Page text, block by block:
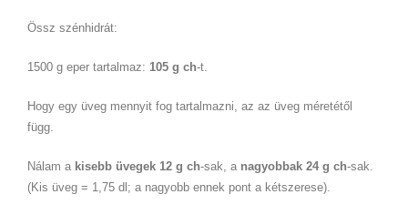
Össz szénhidrát:
1500 g eper tartalmaz: 105 g ch-t.
Hogy egy üveg mennyit fog tartalmazni, az az üveg méretétől
függ.
Nálam a kisebb üvegek 12 g ch-sak, a nagyobbak 24 g ch-sak.
(Kis üveg = 1,75 dl; a nagyobb ennek pont a kétszerese).